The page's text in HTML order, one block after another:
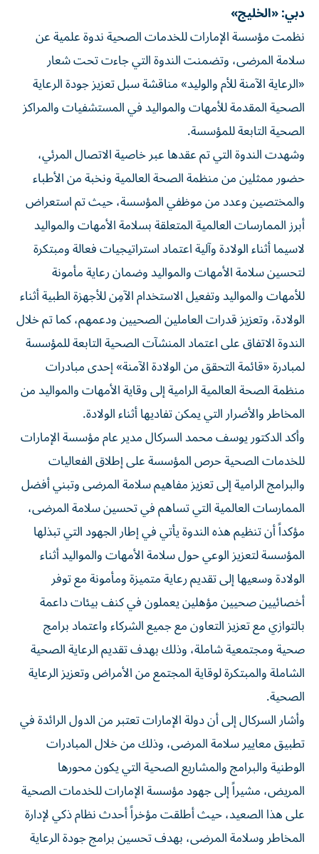
دبي: «الخليج»
نظمت مؤسسة الإمارات للخدمات الصحية ندوة علمية عن
سلامة المرضى، وتضمنت الندوة التي جاءت تحت شعار
«الرعاية الآمنة للأم والوليد» مناقشة سبل تعزيز جودة الرعاية
الصحية المقدمة للأمهات والمواليد في المستشفيات والمراكز
الصحية التابعة للمؤسسة.
وشهدت الندوة التي تم عقدها عبر خاصية الاتصال المرئي،
حضور ممثلين من منظمة الصحة العالمية ونخبة من الأطباء
والمختصين وعدد من موظفي المؤسسة، حيث تم استعراض
أبرز الممارسات العالمية المتعلقة بسلامة الأمهات والمواليد
لاسيما أثناء الولادة وآلية اعتماد استراتيجيات فعالة ومبتكرة
لتحسين سلامة الأمهات والمواليد وضمان رعاية مأمونة
للأمهات والمواليد وتفعيل الاستخدام الآمِن للأجهزة الطبية أثناء
الولادة، وتعزيز قدرات العاملين الصحيين ودعمهم، كما تم خلال
الندوة الاتفاق على اعتماد المنشآت الصحية التابعة للمؤسسة
لمبادرة «قائمة التحقق من الولادة الآمنة» إحدى مبادرات
منظمة الصحة العالمية الرامية إلى وقاية الأمهات والمواليد من
المخاطر والأضرار التي يمكن تفاديها أثناء الولادة.
وأكد الدكتور يوسف محمد السركال مدير عام مؤسسة الإمارات
للخدمات الصحية حرص المؤسسة على إطلاق الفعاليات
والبرامج الرامية إلى تعزيز مفاهيم سلامة المرضى وتبني أفضل
الممارسات العالمية التي تساهم في تحسين سلامة المرضى،
مؤكداً أن تنظيم هذه الندوة يأتي في إطار الجهود التي تبذلها
المؤسسة لتعزيز الوعي حول سلامة الأمهات والمواليد أثناء
الولادة وسعيها إلى تقديم رعاية متميزة ومأمونة مع توفر
أخصائيين صحيين مؤهلين يعملون في كنف بيئات داعمة
بالتوازي مع تعزيز التعاون مع جميع الشركاء واعتماد برامج
صحية ومجتمعية شاملة، وذلك بهدف تقديم الرعاية الصحية
الشاملة والمبتكرة لوقاية المجتمع من الأمراض وتعزيز الرعاية
الصحية.
وأشار السركال إلى أن دولة الإمارات تعتبر من الدول الرائدة في
تطبيق معايير سلامة المرضى، وذلك من خلال المبادرات
الوطنية والبرامج والمشاريع الصحية التي يكون محورها
المريض، مشيراً إلى جهود مؤسسة الإمارات للخدمات الصحية
على هذا الصعيد، حيث أطلقت مؤخراً أحدث نظام ذكي لإدارة
المخاطر وسلامة المرضى، بهدف تحسين برامج جودة الرعاية